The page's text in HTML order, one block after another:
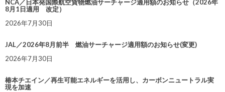
NCA／日本発国際航空貨物燃油サーチャージ適用額のお知らせ（2026年
8月1日適用 改定）
2026年7月30日
JAL／2026年8月前半 燃油サーチャージ適用額のお知らせ(変更)
2026年7月30日
椿本チエイン／再生可能エネルギーを活用し、カーボンニュートラル実
現を加速